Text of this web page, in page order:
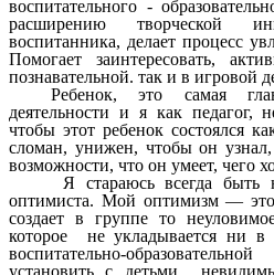
воспитательного -
расширению творческой
воспитанника, делает процесс
Помогает заинтересовать,
познавательной. так и в игровой
Ребенок, это самая
деятельности и я как педагог,
чтобы этот ребенок состоялся
сломан, унижен, чтобы он
возможности, что он умеет, чего
Я стараюсь всегда быть
оптимиста. Мой оптимизм —
создает в группе то
которое не укладывается ни
воспитательно-